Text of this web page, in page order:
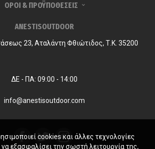
ΟΡΟΙ & ΠΡΟΫΠΟΘΕΣΕΙΣ
ANESTISOUTDOOR
23, Αταλάντη Φθιώτιδος, Τ.Κ. 35200
ΔΕ - ΠΑ: 09:00 - 14:00
info@anestisoutdoor.com
cookies και άλλες τεχνολογίες
εξασφαλίσει την σωστή λειτουργία της,